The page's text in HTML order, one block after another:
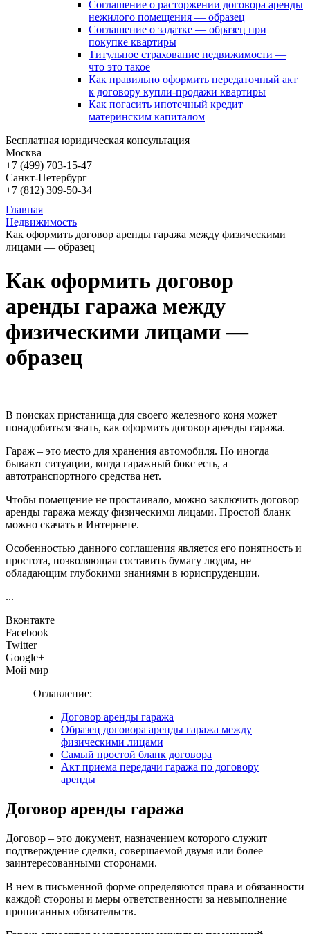
Соглашение о расторжении договора аренды
нежилого помещения — образец
Соглашение о задатке — образец при
покупке квартиры
Титульное страхование недвижимости —
что это такое
Как правильно оформить передаточный акт
к договору купли-продажи квартиры
Как погасить ипотечный кредит
материнским капиталом
Бесплатная юридическая консультация
Москва
+7 (499) 703-15-47
Санкт-Петербург
+7 (812) 309-50-34
Главная
Недвижимость
Как оформить договор аренды гаража между физическими
лицами — образец
Как оформить договор
аренды гаража между
физическими лицами —
образец
В поисках пристанища для своего железного коня может
понадобиться знать, как оформить договор аренды гаража.
Гараж – это место для хранения автомобиля. Но иногда
бывают ситуации, когда гаражный бокс есть, а
автотранспортного средства нет.
Чтобы помещение не простаивало, можно заключить договор
аренды гаража между физическими лицами. Простой бланк
можно скачать в Интернете.
Особенностью данного соглашения является его понятность и
простота, позволяющая составить бумагу людям, не
обладающим глубокими знаниями в юриспруденции.
...
Вконтакте
Facebook
Twitter
Google+
Мой мир
Оглавление:
Договор аренды гаража
Образец договора аренды гаража между
физическими лицами
Самый простой бланк договора
Акт приема передачи гаража по договору
аренды
Договор аренды гаража
Договор – это документ, назначением которого служит
подтверждение сделки, совершаемой двумя или более
заинтересованными сторонами.
В нем в письменной форме определяются права и обязанности
каждой стороны и меры ответственности за невыполнение
прописанных обязательств.